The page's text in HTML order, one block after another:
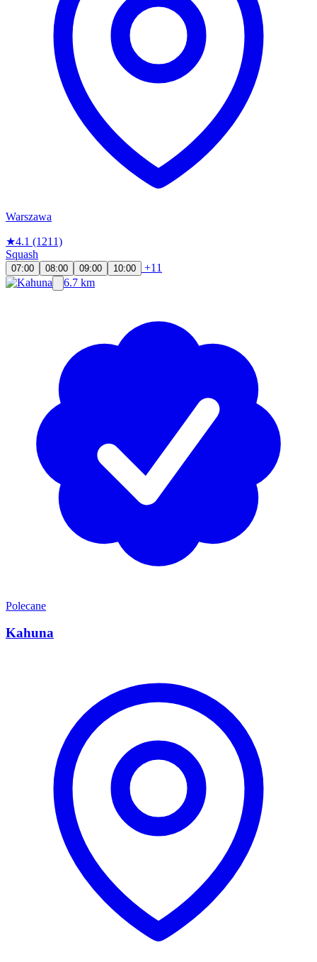
Warszawa
★4.1 (1211)
Squash
07:00 08:00 09:00 10:00
+11
6.7 km
Polecane
Kahuna